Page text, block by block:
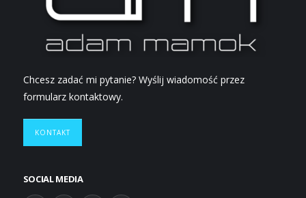
Chcesz zadać mi pytanie? Wyślij wiadomość przez
formularz kontaktowy.
KONTAKT
SOCIAL MEDIA